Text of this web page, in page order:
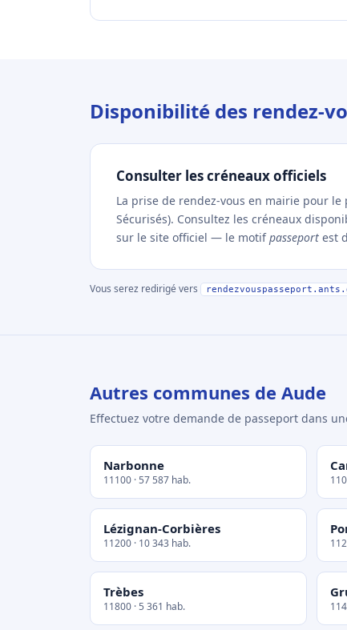
Disponibilité des rendez-
Consulter les créneaux officiels
La prise de rendez-vous en mairie pour
Sécurisés). Consultez les créneaux
sur le site officiel — le motifpasseport est
Vous serez redirigé vers
Autres communes de Aude
Effectuez votre demande de passeport dans
Narbonne
11100 · 57 587 hab.
Lézignan-Corbières
11200 · 10 343 hab.
Trèbes
11800 · 5 361 hab.